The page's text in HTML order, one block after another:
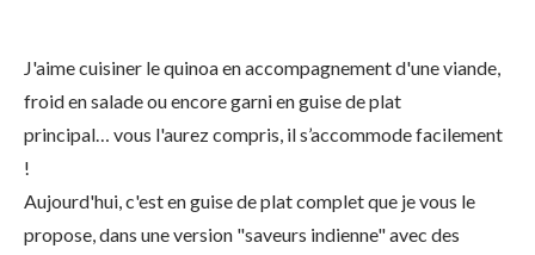
J'aime cuisiner le quinoa en accompagnement d'une viande,
froid en salade ou encore garni en guise de plat
principal… vous l'aurez compris, il s’accommode facilement
!
Aujourd'hui, c'est en guise de plat complet que je vous le
propose, dans une version "saveurs indienne" avec des